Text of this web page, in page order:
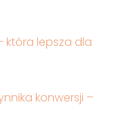
która lepsza dla
konwersji –